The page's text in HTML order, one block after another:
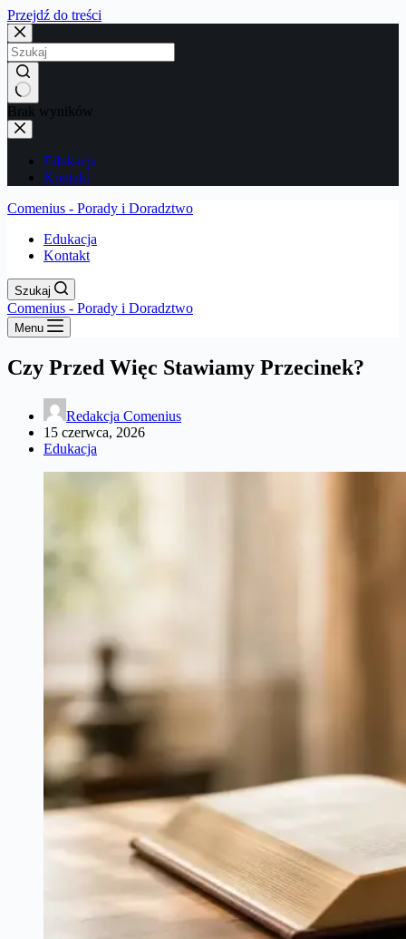
Przejdź do treści
Brak wyników
Edukacja
Kontakt
Comenius - Porady i Doradztwo
Edukacja
Kontakt
Szukaj
Comenius - Porady i Doradztwo
Menu
Czy Przed Więc Stawiamy Przecinek?
Redakcja Comenius
15 czerwca, 2026
Edukacja